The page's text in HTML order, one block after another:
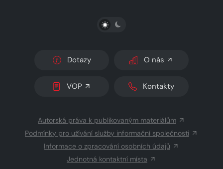
PŘEPNOUT SVĚTLÝ/TMAVÝ REŽIM
Dotazy O nás
VOP Kontakty
Autorská práva k publikovaným materiálům
Podmínky pro užívání služby informační společnosti
Informace o zpracování osobních údajů
Jednotná kontaktní místa